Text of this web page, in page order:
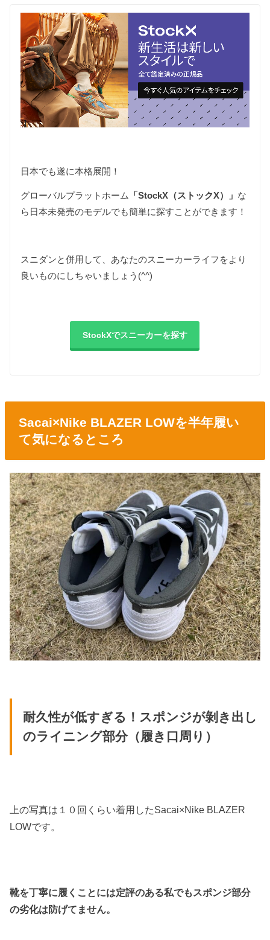
日本でも遂に本格展開！
グローバルプラットホーム 「StockX（ストックX）」 な
ら日本未発売のモデルでも簡単に探すことができます！
スニダンと併用して、あなたのスニーカーライフをより
良いものにしちゃいましょう(^^)
StockXでスニーカーを探す
Sacai×Nike BLAZER LOWを半年履い
て気になるところ
耐久性が低すぎる！スポンジが剝き出し
のライニング部分（履き口周り）
上の写真は１０回くらい着用したSacai×Nike BLAZER
LOWです。
靴を丁寧に履くことには定評のある私でもスポンジ部分
の劣化は防げてません。